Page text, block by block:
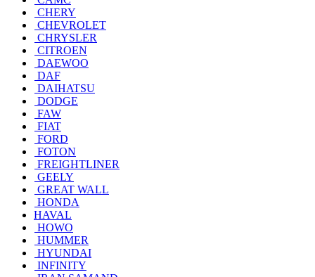
CHERY
CHEVROLET
CHRYSLER
CITROEN
DAEWOO
DAF
DAIHATSU
DODGE
FAW
FIAT
FORD
FOTON
FREIGHTLINER
GEELY
GREAT WALL
HONDA
HAVAL
HOWO
HUMMER
HYUNDAI
INFINITY